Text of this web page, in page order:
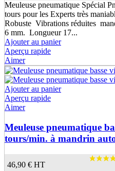
Meuleuse pneumatique Spécial
tours pour les Experts très
Robuste Vibrations réduites
6 mm. Longueur 17...
Ajouter au panier
Aperçu rapide
Aimer
Ajouter au panier
Aperçu rapide
Aimer
Meuleuse pneumatique
tours/min. à mandrin
46,90 € HT